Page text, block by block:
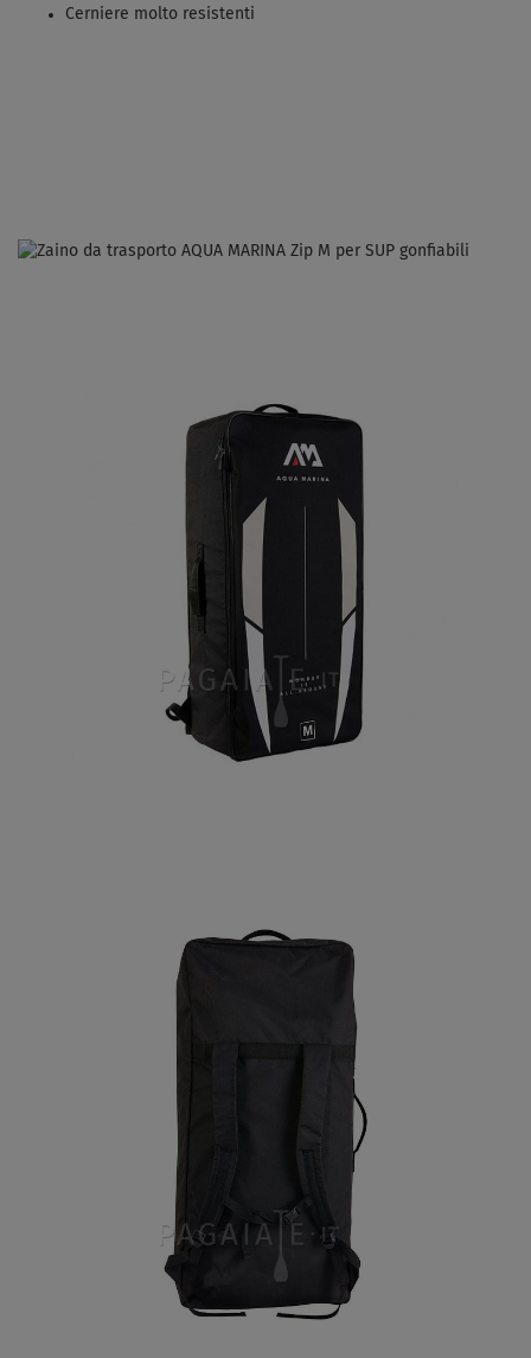
Cerniere molto resistenti